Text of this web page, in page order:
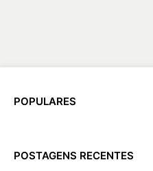
POPULARES
POSTAGENS RECENTES